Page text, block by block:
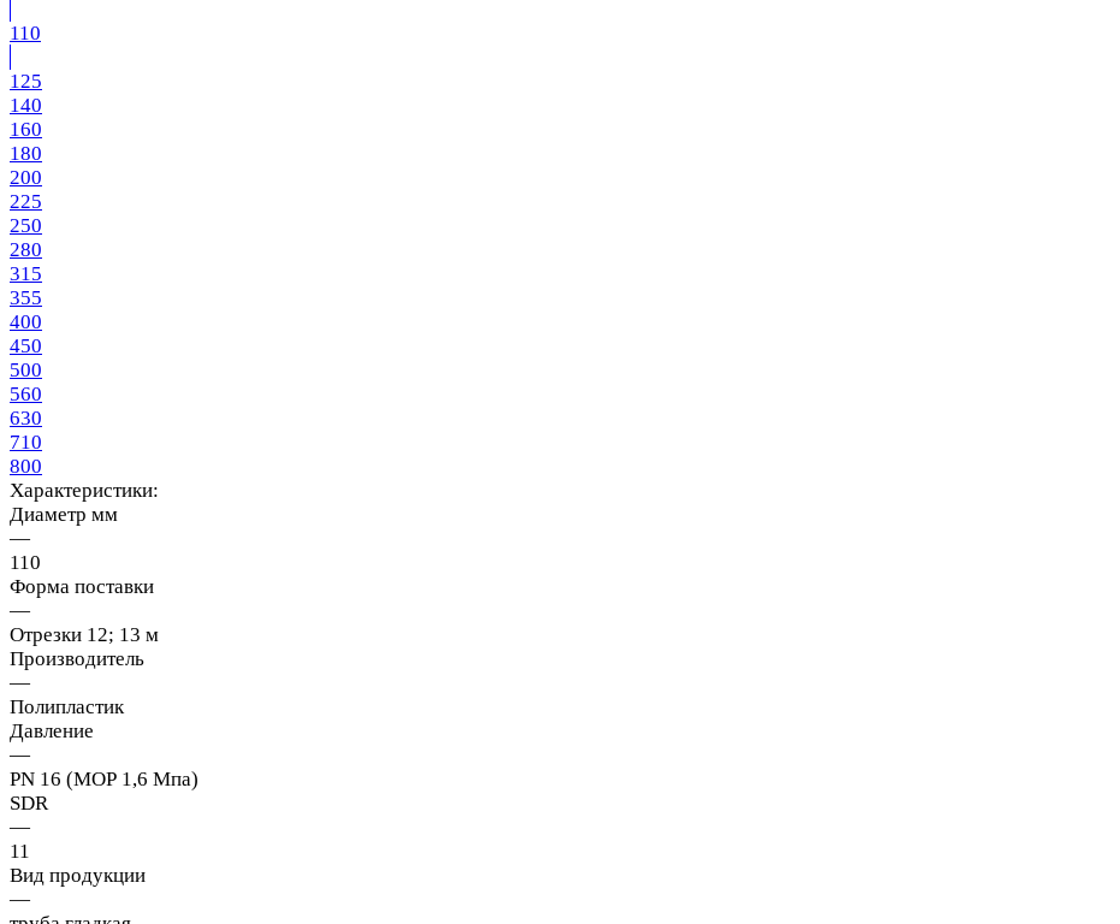
110
125
140
160
180
200
225
250
280
315
355
400
450
500
560
630
710
800
Характеристики:
Диаметр мм
—
110
Форма поставки
—
Отрезки 12; 13 м
Производитель
—
Полипластик
Давление
—
PN 16 (МОР 1,6 Мпа)
SDR
—
11
Вид продукции
—